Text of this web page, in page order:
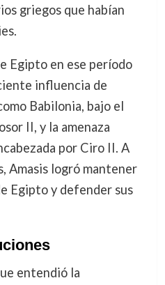
griegos que habían
Egipto en ese período
influencia de
Babilonia, bajo el
II, y la amenaza
por Ciro II. A
Amasis logró mantener
Egipto y defender sus
entendió la